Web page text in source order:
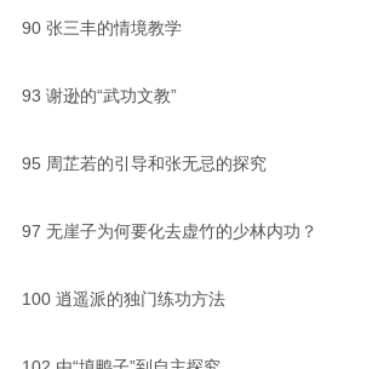
90 张三丰的情境教学
93 谢逊的“武功文教”
95 周芷若的引导和张无忌的探究
97 无崖子为何要化去虚竹的少林内功？
100 逍遥派的独门练功方法